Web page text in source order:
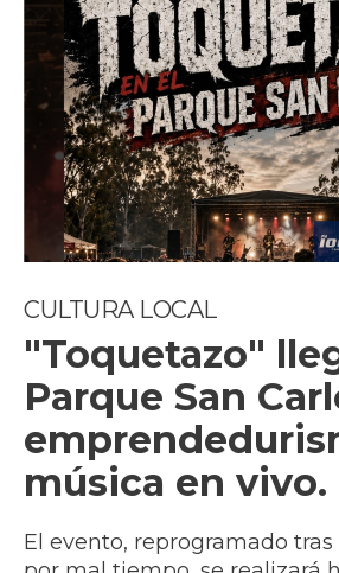
CULTURA LOCAL
"Toquetazo"
Parque San
música en vivo.
El evento, reprogramado